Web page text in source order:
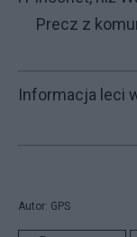
Precz z
Informacja leci
Autor: GPS